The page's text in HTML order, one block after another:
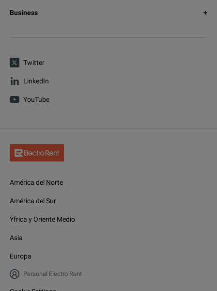
Business
Twitter
LinkedIn
YouTube
América del Norte
América del Sur
Ýfrica y Oriente Medio
Asia
Europa
Personal Electro Rent